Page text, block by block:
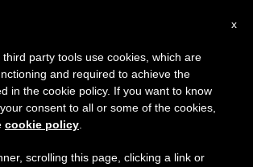
×
al 7 de agosto haremos la pausa
que en el periodo de verano
informaciones y también el
x
party tools use cookies, which are
and required to achieve the
in the cookie policy. If you want to know
consent to all or some of the cookies,
cookie policy
scrolling this page, clicking a link or